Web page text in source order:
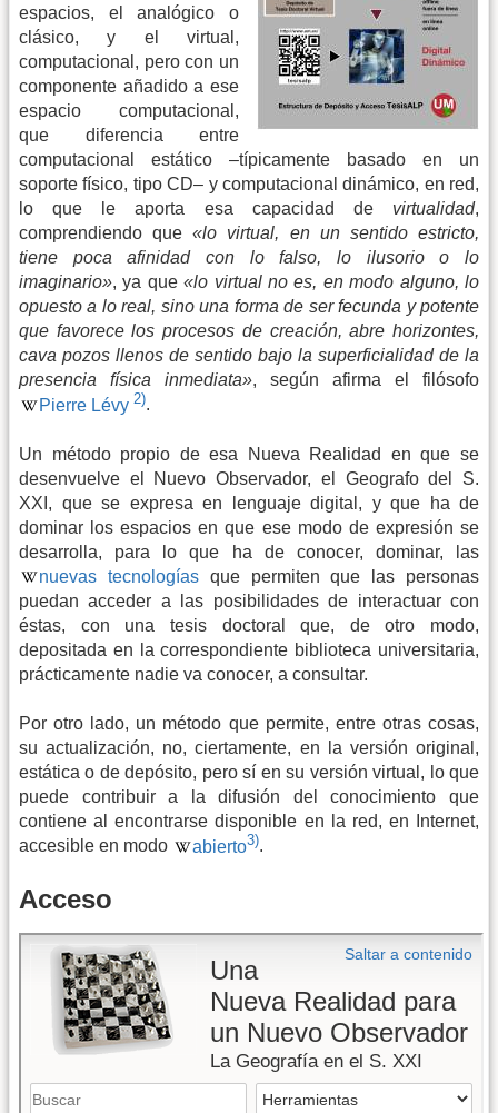
espacios, el analógico o
clásico, y el virtual,
computacional, pero con un
componente añadido a ese
espacio computacional,
que diferencia entre
computacional estático –típicamente basado en un
soporte físico, tipo CD– y computacional dinámico, en red,
lo que le aporta esa capacidad de virtualidad,
comprendiendo que«lo virtual, en un sentido estricto,
tiene poca afinidad con lo falso, lo ilusorio o lo
imaginario», ya que«lo virtual no es, en modo alguno, lo
opuesto a lo real, sino una forma de ser fecunda y potente
que favorece los procesos de creación, abre horizontes,
cava pozos llenos de sentido bajo la superficialidad de la
presencia física inmediata», según afirma el filósofo
Pierre Lévy 2).
Un método propio de esa Nueva Realidad en que se
desenvuelve el Nuevo Observador, el Geografo del S.
XXI, que se expresa en lenguaje digital, y que ha de
dominar los espacios en que ese modo de expresión se
desarrolla, para lo que ha de conocer, dominar, las
nuevas tecnologíasque permiten que las personas
puedan acceder a las posibilidades de interactuar con
éstas, con una tesis doctoral que, de otro modo,
depositada en la correspondiente biblioteca universitaria,
prácticamente nadie va conocer, a consultar.
Por otro lado, un método que permite, entre otras cosas,
su actualización, no, ciertamente, en la versión original,
estática o de depósito, pero sí en su versión virtual, lo que
puede contribuir a la difusión del conocimiento que
contiene al encontrarse disponible en la red, en Internet,
accesible en modo
abierto3).
Acceso